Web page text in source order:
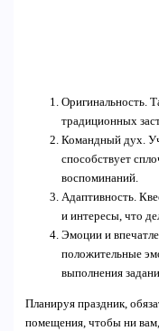
Оригинальность.
традиционных
Командный дух.
способствует
воспоминаний.
Адаптивность.
и интересы, что
Эмоции и
положительные
выполнения
Планируя праздник,
помещения, чтобы ни